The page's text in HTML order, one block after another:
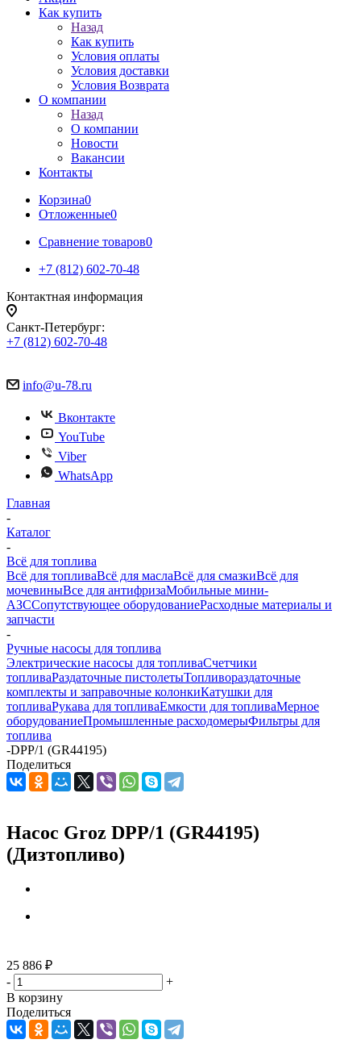
Как купить
Назад
Как купить
Условия оплаты
Условия доставки
Условия Возврата
О компании
Назад
О компании
Новости
Вакансии
Контакты
Корзина0
Отложенные0
Сравнение товаров0
+7 (812) 602-70-48
Контактная информация
Санкт-Петербург:
+7 (812) 602-70-48
info@u-78.ru
Вконтакте
YouTube
Viber
WhatsApp
Главная
-
Каталог
-
Всё для топлива
Всё для топливаВсё для маслаВсё для смазкиВсё для
мочевиныВсе для антифризаМобильные мини-
АЗССопутствующее оборудованиеРасходные материалы и
запчасти
-
Ручные насосы для топлива
Электрические насосы для топливаСчетчики
топливаРаздаточные пистолетыТопливораздаточные
комплекты и заправочные колонкиКатушки для
топливаРукава для топливаЕмкости для топливаМерное
оборудованиеПромышленные расходомерыФильтры для
топлива
-DPP/1 (GR44195)
Поделиться
Насос Groz DPP/1 (GR44195)
(Дизтопливо)
25 886 ₽
-
+
В корзину
Поделиться